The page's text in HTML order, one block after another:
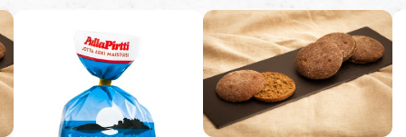
Luotolaispalat 6 kpl
/ pss
EAN: 6438706113641300 G